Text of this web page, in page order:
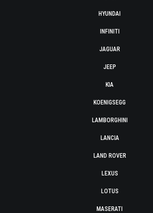
HYUNDAI
INFINITI
JAGUAR
JEEP
KIA
KOENIGSEGG
LAMBORGHINI
LANCIA
LAND ROVER
LEXUS
LOTUS
MASERATI